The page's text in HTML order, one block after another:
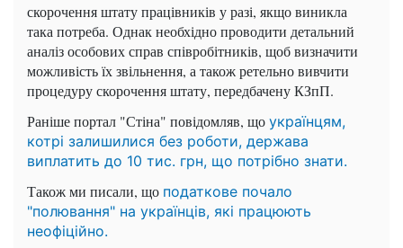
скорочення штату працівників у разі, якщо виникла
така потреба. Однак необхідно проводити детальний
аналіз особових справ співробітників, щоб визначити
можливість їх звільнення, а також ретельно вивчити
процедуру скорочення штату, передбачену КЗпП.
Раніше портал "Стіна" повідомляв, що українцям,
котрі залишилися без роботи, держава
виплатить до 10 тис. грн, що потрібно знати.
Також ми писали, що податкове почало
"полювання" на українців, які працюють
неофіційно.